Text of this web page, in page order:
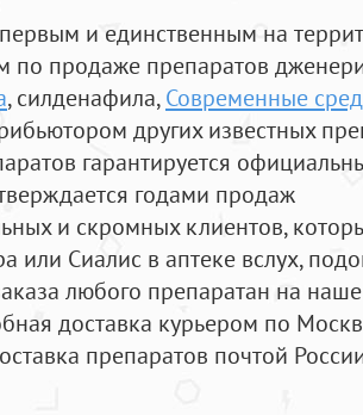
и единственным на
по продаже препаратов
, силденафила, Современные
других известных
гарантируется
годами продаж
и скромных клиентов,
или Сиалис в аптеке вслух,
любого препаратан на
доставка курьером по
препаратов почтой